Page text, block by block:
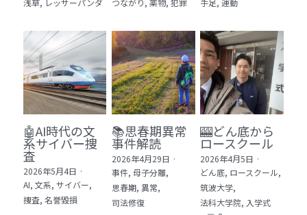
浅草, レッサーパンダ
つながり, 薬物, 犯罪
手足, 運動
🤖AI時代の文
系サイバー捜
査
2026年5月4日 ·
AI, 文系, サイバー,
捜査, 名誉毀損
📚思春期異常
事件解読
2026年4月29日 ·
事件, 母子分離,
思春期, 異常,
司法修復
🎰どん底から
ロースクール
2026年4月5日 ·
どん底, ロースクール,
筑波大学,
法科大学院, 入学式